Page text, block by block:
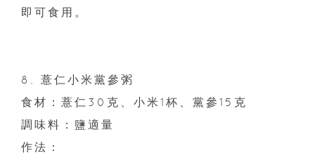
即可食用。
8. 薏仁小米黨參粥
食材：薏仁30克、小米1杯、黨參15克
調味料：鹽適量
作法：